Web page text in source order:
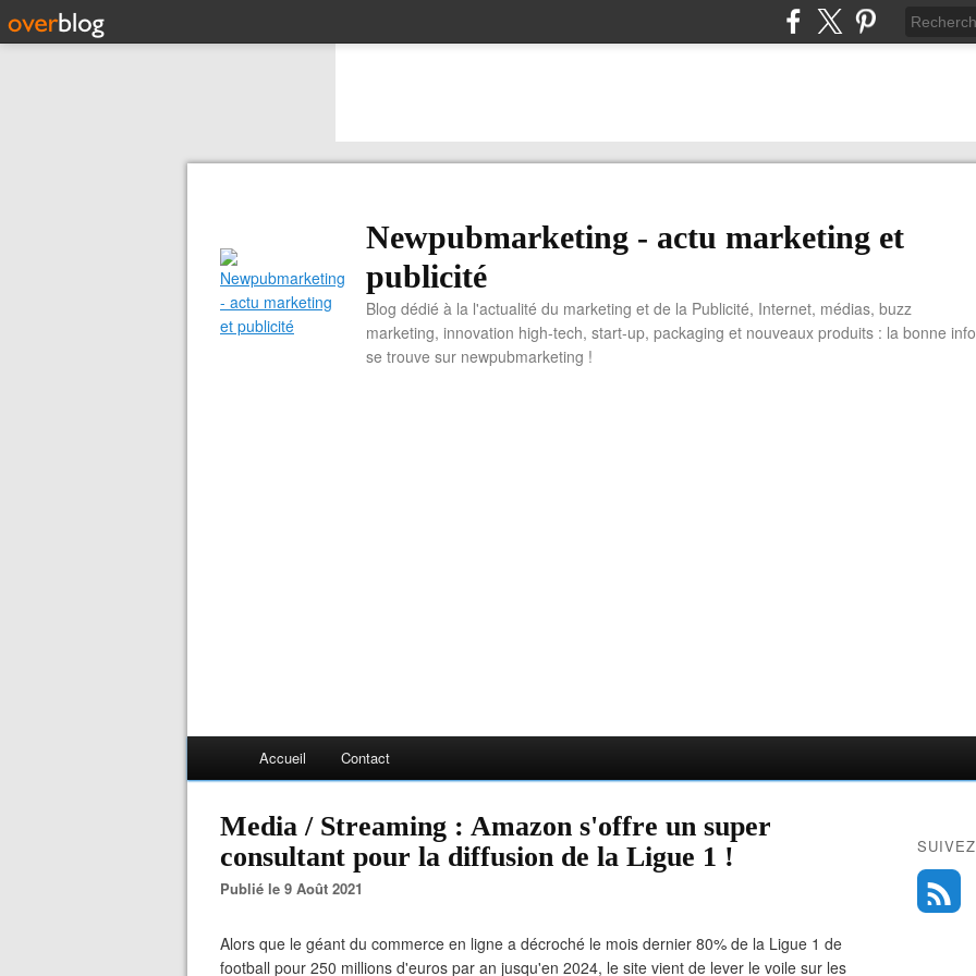
Newpubmarketing - actu marketing et
publicité
Blog dédié à la l'actualité du marketing et de la Publicité, Internet, médias, buzz
marketing, innovation high-tech, start-up, packaging et nouveaux produits : la bonne info
se trouve sur newpubmarketing !
Accueil Contact
Media / Streaming : Amazon s'offre un super
consultant pour la diffusion de la Ligue 1 !
Publié le 9 Août 2021
Alors que le géant du commerce en ligne a décroché le mois dernier 80% de la Ligue 1 de
football pour 250 millions d'euros par an jusqu'en 2024, le site vient de lever le voile sur les